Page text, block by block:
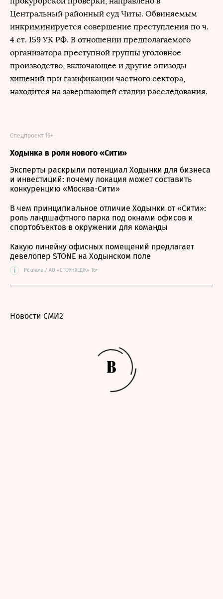
Центральный районный суд Читы. Обвиняемым
инкриминируется совершение преступления по ч.
4 ст. 159 УК РФ. В отношении предполагаемого
организатора преступной группы уголовное
производство, включающее и другие эпизоды
хищений при газификации частного сектора,
находится на завершающей стадии расследования.
Ходынка в роли нового «Сити»
Спецпроект 16+
Эксперты раскрыли потенциал Ходынки для бизнеса
и инвестиций: почему локация может составить
конкуренцию «Москва-Сити»
В чем принципиальное отличие Ходынки от «Сити»:
роль ландшафтного парка под окнами офисов и
спортобъектов в окружении для команды
Какую линейку офисных помещений предлагает
девелопер STONE на Ходынском поле
i Реклама / АО «СТОУНХЕДЖ» 16+
Новости СМИ2